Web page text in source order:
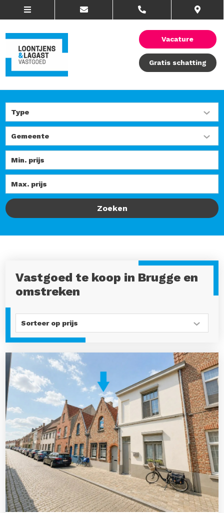
Vacature
Gratis schatting
Zoeken
Vastgoed te koop in Brugge en
omstreken